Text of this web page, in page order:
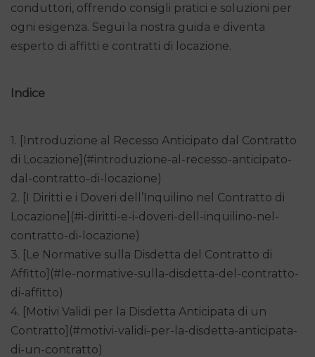
conduttori, offrendo consigli pratici e soluzioni per
ogni esigenza. Segui la nostra guida e diventa
esperto di affitti e contratti di locazione.
Indice
1. [Introduzione al Recesso Anticipato dal Contratto
di Locazione](#introduzione-al-recesso-anticipato-
dal-contratto-di-locazione)
2. [I Diritti e i Doveri dell’Inquilino nel Contratto di
Locazione](#i-diritti-e-i-doveri-dell-inquilino-nel-
contratto-di-locazione)
3. [Le Normative sulla Disdetta del Contratto di
Affitto](#le-normative-sulla-disdetta-del-contratto-
di-affitto)
4. [Motivi Validi per la Disdetta Anticipata di un
Contratto](#motivi-validi-per-la-disdetta-anticipata-
di-un-contratto)